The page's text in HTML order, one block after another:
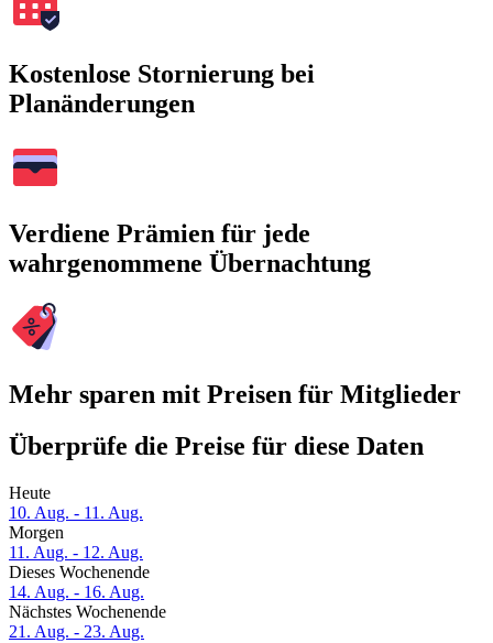
Kostenlose Stornierung bei
Planänderungen
Verdiene Prämien für jede
wahrgenommene Übernachtung
Mehr sparen mit Preisen für Mitglieder
Überprüfe die Preise für diese Daten
Heute
10. Aug. - 11. Aug.
Morgen
11. Aug. - 12. Aug.
Dieses Wochenende
14. Aug. - 16. Aug.
Nächstes Wochenende
21. Aug. - 23. Aug.